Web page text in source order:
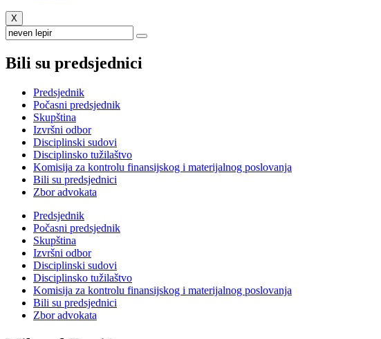
X
Bili su predsjednici
Predsjednik
Počasni predsjednik
Skupština
Izvršni odbor
Disciplinski sudovi
Disciplinsko tužilaštvo
Komisija za kontrolu finansijskog i materijalnog poslovanja
Bili su predsjednici
Zbor advokata
Predsjednik
Počasni predsjednik
Skupština
Izvršni odbor
Disciplinski sudovi
Disciplinsko tužilaštvo
Komisija za kontrolu finansijskog i materijalnog poslovanja
Bili su predsjednici
Zbor advokata